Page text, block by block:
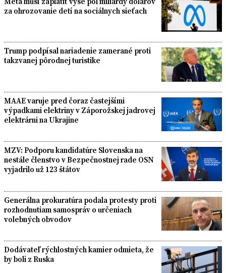
za ohrozovanie detí na sociálnych sieťach
Trump podpísal nariadenie zamerané proti
takzvanej pôrodnej turistike
MAAE varuje pred čoraz častejšími
výpadkami elektriny v Záporožskej jadrovej
elektrárni na Ukrajine
MZV: Podporu kandidatúre Slovenska na
nestále členstvo v Bezpečnostnej rade OSN
vyjadrilo už 123 štátov
Generálna prokuratúra podala protesty proti
rozhodnutiam samospráv o určeniach
volebných obvodov
Dodávateľ rýchlostných kamier odmieta, že
by boli z Ruska